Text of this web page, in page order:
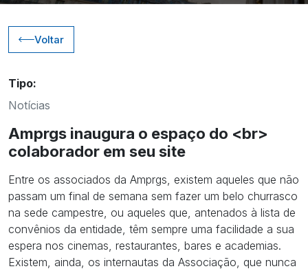
Voltar
Tipo:
Notícias
Amprgs inaugura o espaço do <br>
colaborador em seu site
Entre os associados da Amprgs, existem aqueles que não
passam um final de semana sem fazer um belo churrasco
na sede campestre, ou aqueles que, antenados à lista de
convênios da entidade, têm sempre uma facilidade a sua
espera nos cinemas, restaurantes, bares e academias.
Existem, ainda, os internautas da Associação, que nunca